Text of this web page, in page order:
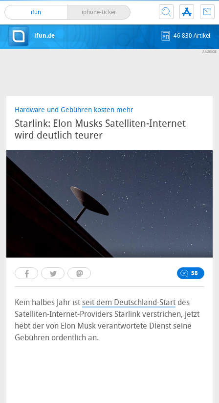
ifun iphone-ticker
ifun.de 46 830 Artikel
Hardware und Gebühren kosten mehr
Starlink: Elon Musks Satelliten-Internet
wird deutlich teurer
58
Kein halbes Jahr istseit dem Deutschland-Start des
Satelliten-Internet-Providers Starlink verstrichen, jetzt
hebt der von Elon Musk verantwortete Dienst seine
Gebühren ordentlich an.